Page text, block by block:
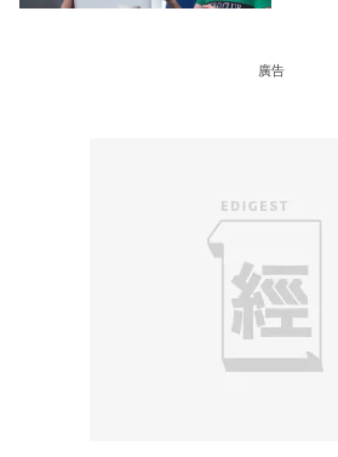
廣告